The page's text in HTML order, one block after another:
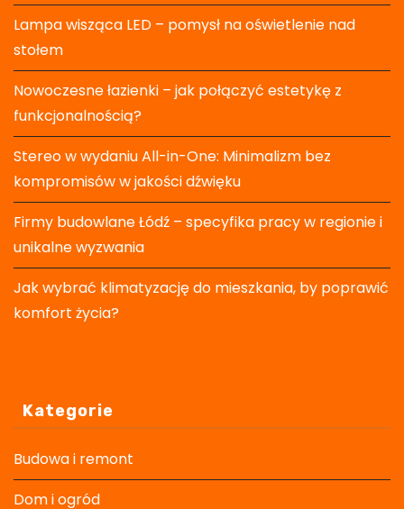
Lampa wisząca LED – pomysł na oświetlenie nad
stołem
Nowoczesne łazienki – jak połączyć estetykę z
funkcjonalnością?
Stereo w wydaniu All-in-One: Minimalizm bez
kompromisów w jakości dźwięku
Firmy budowlane Łódź – specyfika pracy w regionie i
unikalne wyzwania
Jak wybrać klimatyzację do mieszkania, by poprawić
komfort życia?
Kategorie
Budowa i remont
Dom i ogród